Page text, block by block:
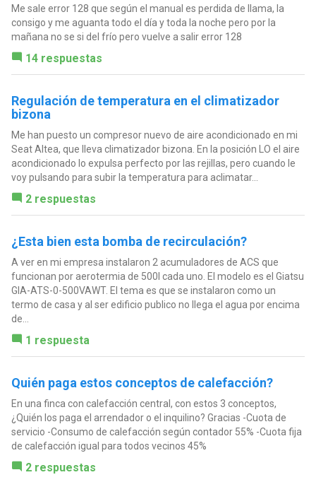
Me sale error 128 que según el manual es perdida de llama, la
consigo y me aguanta todo el día y toda la noche pero por la
mañana no se si del frío pero vuelve a salir error 128
14 respuestas
Regulación de temperatura en el climatizador
bizona
Me han puesto un compresor nuevo de aire acondicionado en mi
Seat Altea, que lleva climatizador bizona. En la posición LO el aire
acondicionado lo expulsa perfecto por las rejillas, pero cuando le
voy pulsando para subir la temperatura para aclimatar...
2 respuestas
¿Esta bien esta bomba de recirculación?
A ver en mi empresa instalaron 2 acumuladores de ACS que
funcionan por aerotermia de 500l cada uno. El modelo es el Giatsu
GIA-ATS-0-500VAWT. El tema es que se instalaron como un
termo de casa y al ser edificio publico no llega el agua por encima
de...
1 respuesta
Quién paga estos conceptos de calefacción?
En una finca con calefacción central, con estos 3 conceptos,
¿Quién los paga el arrendador o el inquilino? Gracias -Cuota de
servicio -Consumo de calefacción según contador 55% -Cuota fija
de calefacción igual para todos vecinos 45%
2 respuestas